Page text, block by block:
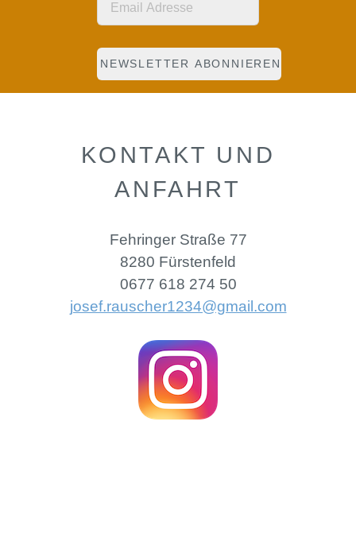
KONTAKT UND
ANFAHRT
Fehringer Straße 77
8280 Fürstenfeld
0677 618 274 50
josef.rauscher1234@gmail.com